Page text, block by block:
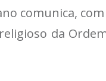
comunica,
da